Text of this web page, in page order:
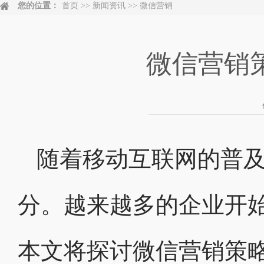
您的位置： 首页 >> 新闻资讯 >> 微信营销
微信营销
随着移动互联网的普
分。越来越多的企业开
本文将探讨微信营销策